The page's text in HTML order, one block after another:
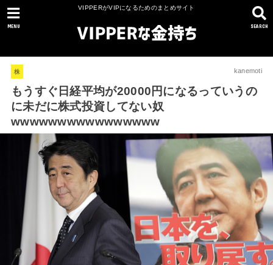
VIPPERがVIPになるためのまとめサイト
SEARCH
MENU
株 kanemoti
もうすぐ日経平均が20000円になるっていうの
に未だに株式投資してない奴
wwwwwwwwwwwwwwww